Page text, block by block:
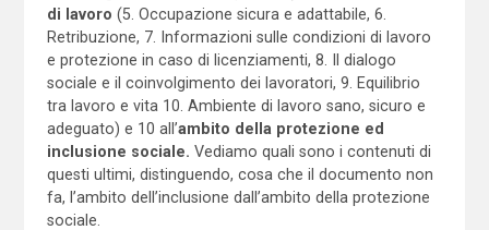
di lavoro (5. Occupazione sicura e adattabile, 6.
Retribuzione, 7. Informazioni sulle condizioni di lavoro
e protezione in caso di licenziamenti, 8. Il dialogo
sociale e il coinvolgimento dei lavoratori, 9. Equilibrio
tra lavoro e vita 10. Ambiente di lavoro sano, sicuro e
adeguato) e 10 all’ambito della protezione ed
inclusione sociale. Vediamo quali sono i contenuti di
questi ultimi, distinguendo, cosa che il documento non
fa, l’ambito dell’inclusione dall’ambito della protezione
sociale.